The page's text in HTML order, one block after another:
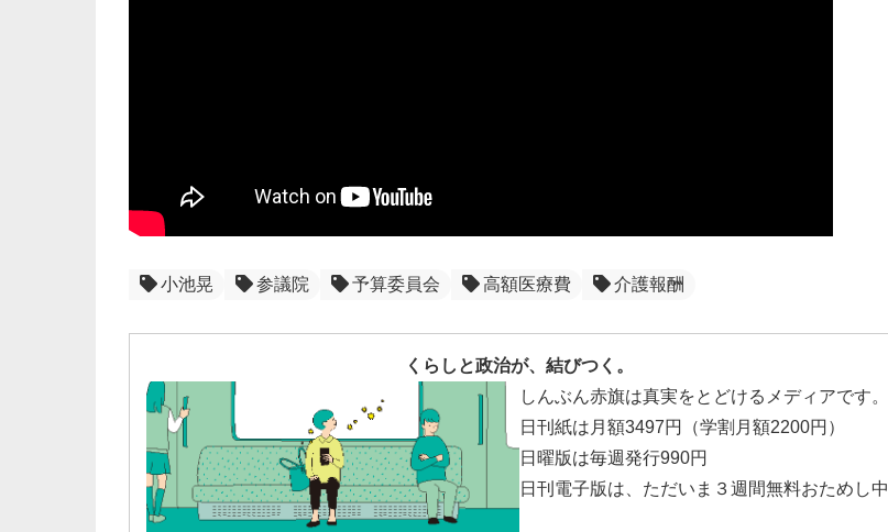
小池晃 参議院 予算委員会 高額医療費 介護報酬
くらしと政治が、結びつく。
しんぶん赤旗は真実をとどけるメディアです。
日刊紙は月額3497円（学割月額2200円）
日曜版は毎週発行990円
日刊電子版は、ただいま３週間無料おためし中